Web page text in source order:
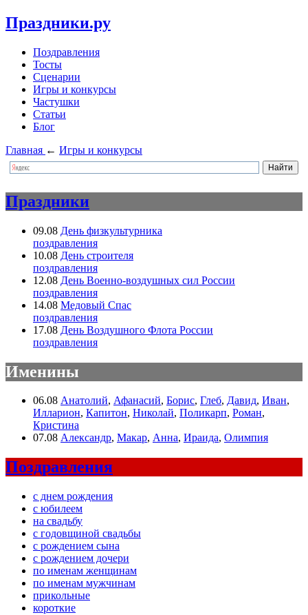
Праздники.ру
Поздравления
Тосты
Сценарии
Игры и конкурсы
Частушки
Статьи
Блог
Главная ← Игры и конкурсы
Праздники
09.08 День физкультурника
поздравления
10.08 День строителя
поздравления
12.08 День Военно-воздушных сил России
поздравления
14.08 Медовый Спас
поздравления
17.08 День Воздушного Флота России
поздравления
Именины
06.08 Анатолий, Афанасий, Борис, Глеб, Давид, Иван,
Илларион, Капитон, Николай, Поликарп, Роман,
Кристина
07.08 Александр, Макар, Анна, Ираида, Олимпия
Поздравления
с днем рождения
с юбилеем
на свадьбу
с годовщиной свадьбы
с рождением сына
с рождением дочери
по именам женщинам
по именам мужчинам
прикольные
короткие